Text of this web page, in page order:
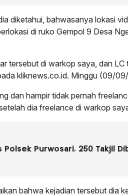
diketahui, bahwasanya lokasi
di ruko Gempol 9 Desa
tersebut di warkop saya, dan
kliknews.co.id. Minggu (09/
dan hampir tidak pernah
dia freelance di warkop
Polsek Purwosari, 250 Takjil
bahwa kejadian tersebut dia